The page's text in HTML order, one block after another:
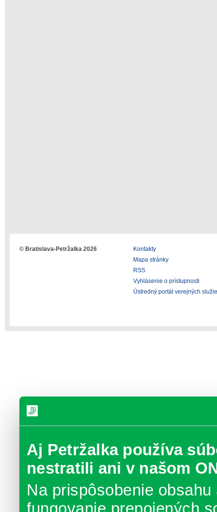
Aj Petržalka používa
nestratili ani v našom
Na prispôsobenie
© Bratislava-Petržalka 2026
Kontakty
Mapa stránky
RSS
Vyhlásenie o prístupnosti
Ústredný portál verejných